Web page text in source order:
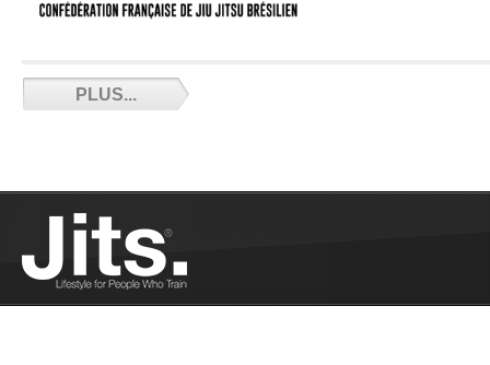
5 Conseils pour transformer son corps -
09/26/2020
Un projet commun pour le grappling à
Montpellier - 09/25/2020
Interview de Jean Claude Luccioni. Nous parlons
PLUS...